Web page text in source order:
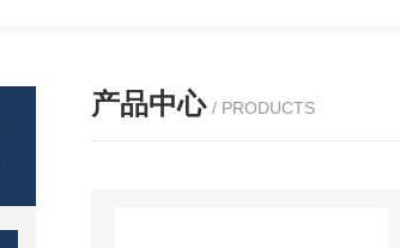
产品中心 / PRODUCTS